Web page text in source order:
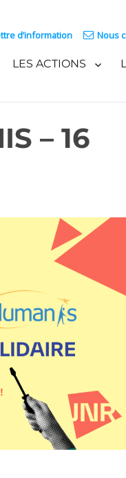
d’information Nous
LES ACTIONS
– 16